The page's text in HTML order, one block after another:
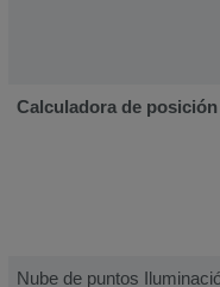
Calculadora de
Nube de puntos